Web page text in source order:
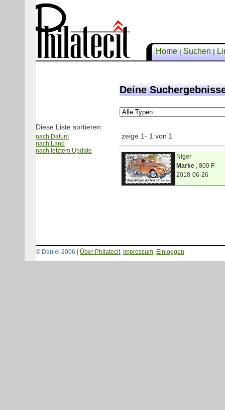
Home|Suchen|
Diese Liste sortieren:
nach Datum
nach Land
nach letztem Update
Deine
zeige 1- 1 von 1
Niger
Marke , 800 F
2018-06-26
© Daniel 2006 | Über Philatecit, Impressum, Einloggen